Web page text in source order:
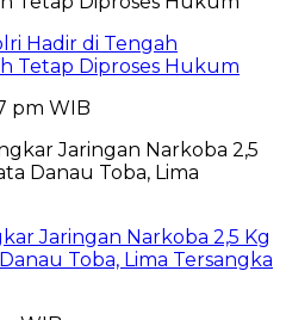
Hadir di Tengah
Tetap Diproses Hukum
pm WIB
Jaringan Narkoba 2,5 Kg
Toba, Lima Tersangka